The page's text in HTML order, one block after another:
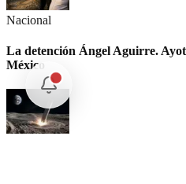
Nacional
La detención Ángel Aguirre.
México